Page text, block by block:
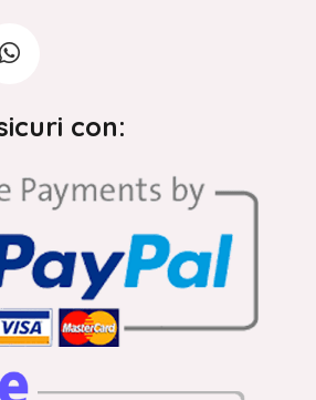
con: